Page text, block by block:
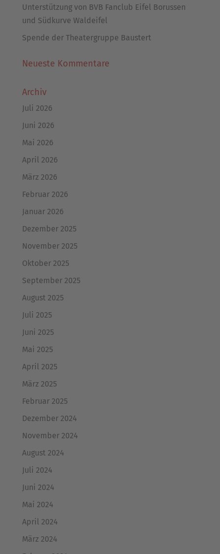
Unterstützung von BVB Fanclub Eifel Borussen
und Südkurve Waldeifel
Spende der Theatergruppe Baustert
Neueste Kommentare
Archiv
Juli 2026
Juni 2026
Mai 2026
April 2026
März 2026
Februar 2026
Januar 2026
Dezember 2025
November 2025
Oktober 2025
September 2025
August 2025
Juli 2025
Juni 2025
Mai 2025
April 2025
März 2025
Februar 2025
Dezember 2024
November 2024
August 2024
Juli 2024
Juni 2024
Mai 2024
April 2024
März 2024